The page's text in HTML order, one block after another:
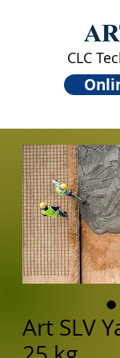
CLC
Art SLV